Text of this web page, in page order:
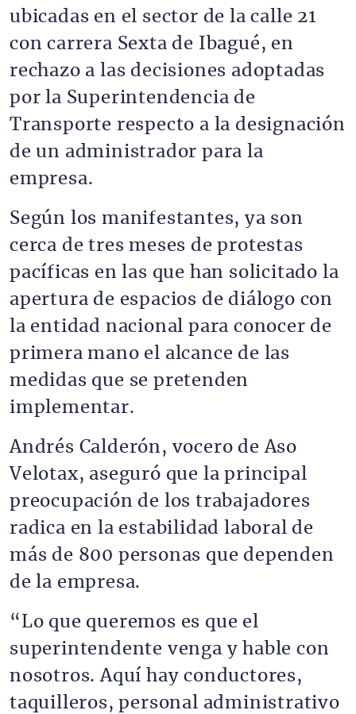
ubicadas en el sector de la calle 21
con carrera Sexta de Ibagué, en
rechazo a las decisiones adoptadas
por la Superintendencia de
Transporte respecto a la designación
de un administrador para la
empresa.
Según los manifestantes, ya son
cerca de tres meses de protestas
pacíficas en las que han solicitado la
apertura de espacios de diálogo con
la entidad nacional para conocer de
primera mano el alcance de las
medidas que se pretenden
implementar.
Andrés Calderón, vocero de Aso
Velotax, aseguró que la principal
preocupación de los trabajadores
radica en la estabilidad laboral de
más de 800 personas que dependen
de la empresa.
“Lo que queremos es que el
superintendente venga y hable con
nosotros. Aquí hay conductores,
taquilleros, personal administrativo